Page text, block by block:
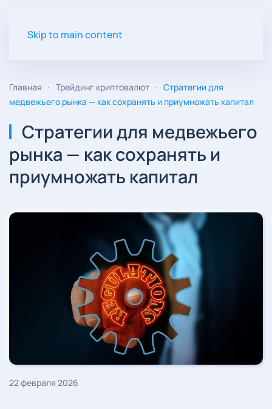
Skip to main content
Главная Трейдинг криптовалют
Стратегии для
медвежьего рынка — как сохранять и приумножать капитал
Стратегии для медвежьего
рынка — как сохранять и
приумножать капитал
22 февраля 2026